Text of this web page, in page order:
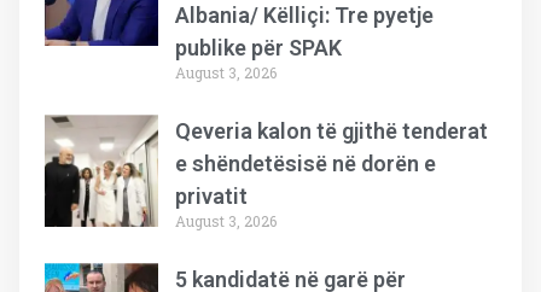
Albania/ Këlliçi: Tre pyetje
publike për SPAK
August 3, 2026
Qeveria kalon të gjithë tenderat
e shëndetësisë në dorën e
privatit
August 3, 2026
5 kandidatë në garë për